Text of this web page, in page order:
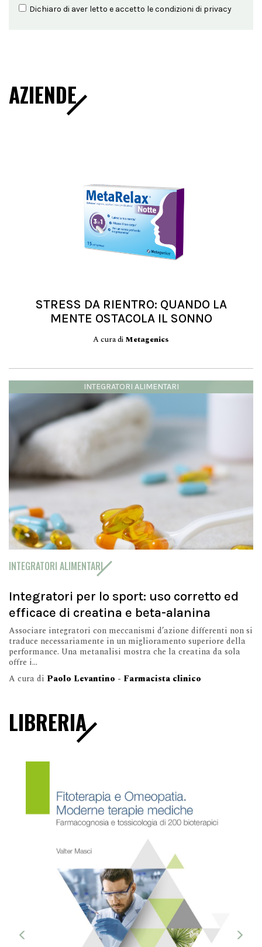
Dichiaro di aver letto e accetto le condizioni di privacy
AZIENDE
STRESS DA RIENTRO: QUANDO LA
MENTE OSTACOLA IL SONNO
A cura di Metagenics
INTEGRATORI ALIMENTARI
INTEGRATORI ALIMENTARI
Integratori per lo sport: uso corretto ed
efficace di creatina e beta-alanina
Associare integratori con meccanismi d’azione differenti non si
traduce necessariamente in un miglioramento superiore della
performance. Una metanalisi mostra che la creatina da sola
offre i...
A cura di Paolo Levantino - Farmacista clinico
LIBRERIA